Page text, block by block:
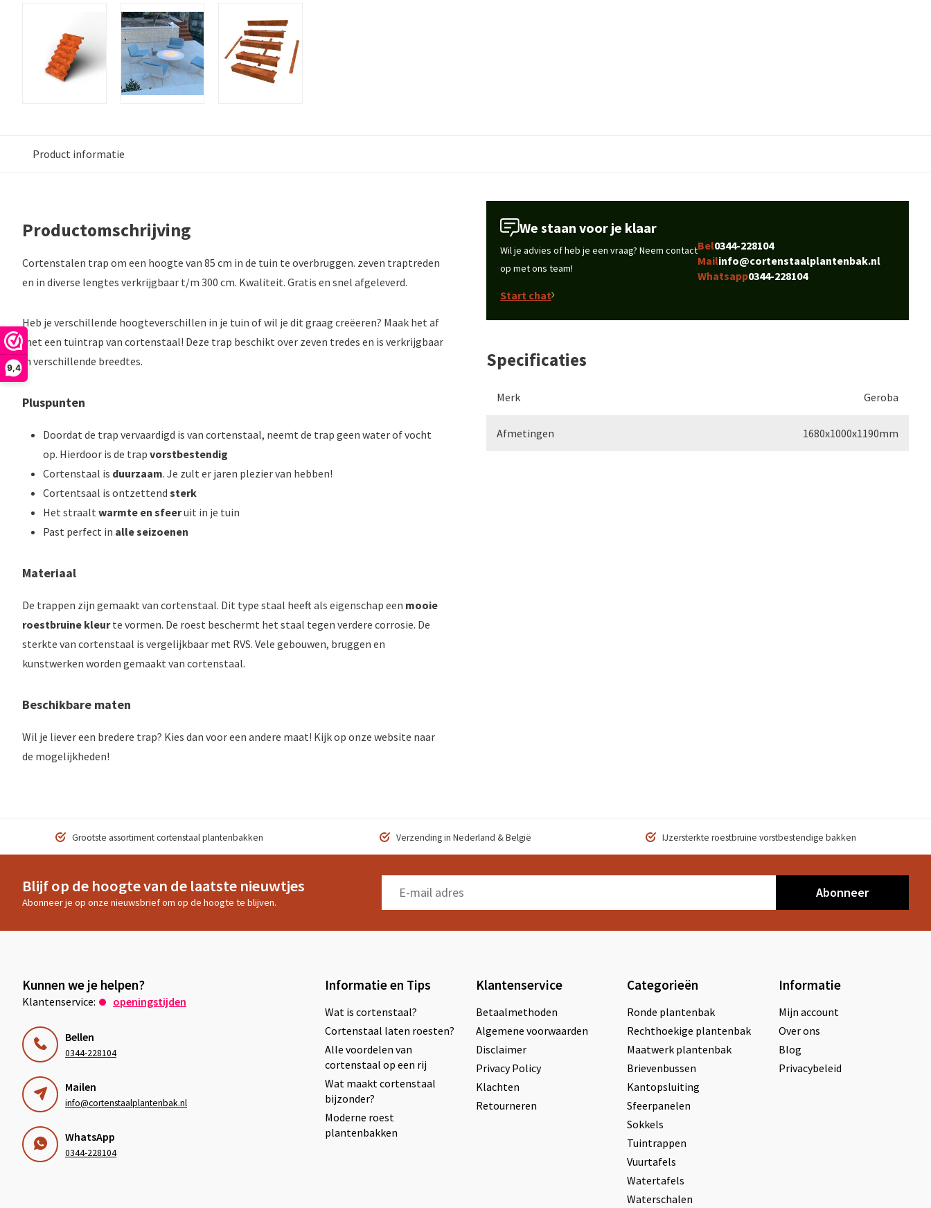
9,4
Product informatie
Productomschrijving
Cortenstalen trap om een hoogte van 85 cm in de tuin te overbruggen. zeven traptreden
en in diverse lengtes verkrijgbaar t/m 300 cm. Kwaliteit. Gratis en snel afgeleverd.
Heb je verschillende hoogteverschillen in je tuin of wil je dit graag creëeren? Maak het af
met een tuintrap van cortenstaal! Deze trap beschikt over zeven tredes en is verkrijgbaar
in verschillende breedtes.
Pluspunten
Doordat de trap vervaardigd is van cortenstaal, neemt de trap geen water of vocht
op. Hierdoor is de trap vorstbestendig
Cortenstaal is duurzaam. Je zult er jaren plezier van hebben!
Cortentsaal is ontzettend sterk
Het straalt warmte en sfeeruit in je tuin
Past perfect in alle seizoenen
Materiaal
De trappen zijn gemaakt van cortenstaal. Dit type staal heeft als eigenschap een mooie
roestbruine kleurte vormen. De roest beschermt het staal tegen verdere corrosie. De
sterkte van cortenstaal is vergelijkbaar met RVS. Vele gebouwen, bruggen en
kunstwerken worden gemaakt van cortenstaal.
Beschikbare maten
Wil je liever een bredere trap? Kies dan voor een andere maat! Kijk op onze website naar
de mogelijkheden!
We staan voor je klaar
Wil je advies of heb je een vraag? Neem contact
op met ons team!
Start chat
Bel0344-228104
Mailinfo@cortenstaalplantenbak.nl
Whatsapp0344-228104
Specificaties
Merk Geroba
Afmetingen 1680x1000x1190mm
Grootste assortiment cortenstaal plantenbakken Verzending in Nederland & België IJzersterkte roestbruine vorstbestendige bakken
Blijf op de hoogte van de laatste nieuwtjes
Abonneer je op onze nieuwsbrief om op de hoogte te blijven.
Abonneer
Kunnen we je helpen?
Klantenservice: openingstijden
Bellen
0344-228104
Mailen
info@cortenstaalplantenbak.nl
WhatsApp
0344-228104
Informatie en Tips
Wat is cortenstaal?
Cortenstaal laten roesten?
Alle voordelen van
cortenstaal op een rij
Wat maakt cortenstaal
bijzonder?
Moderne roest
plantenbakken
Klantenservice
Betaalmethoden
Algemene voorwaarden
Disclaimer
Privacy Policy
Klachten
Retourneren
Categorieën
Ronde plantenbak
Rechthoekige plantenbak
Maatwerk plantenbak
Brievenbussen
Kantopsluiting
Sfeerpanelen
Sokkels
Tuintrappen
Vuurtafels
Watertafels
Waterschalen
Informatie
Mijn account
Over ons
Blog
Privacybeleid